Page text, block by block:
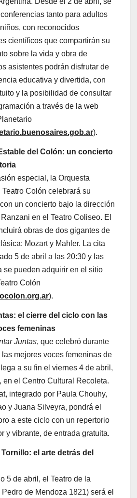
tanto para adultos
con reconocidos
científicos que compartirán su
sobre la vida y obra de
asistentes podrán disfrutar de
educativa y divertida, con
y la posibilidad de consultar
a través de la web
).
del Colón: un concierto
especial, la Orquesta
Teatro Colón celebrará su
un concierto bajo la dirección
en el Teatro Coliseo. El
obras de dos gigantes de
Mozart y Mahler. La cita
5 de abril a las 20:30 y las
se pueden adquirir en el sitio
Colón
).
el cierre del ciclo con las
femeninas
Juntas, que celebró durante
las mejores voces femeninas de
a su fin el viernes 4 de abril,
en el Centro Cultural Recoleta.
integrado por Paula Chouhy,
y Juana Silveyra, pondrá el
a este ciclo con un repertorio
y vibrante, de entrada gratuita.
Tornillo: el arte detrás del
5 de abril, el Teatro de la
Pedro de Mendoza 1821) será el